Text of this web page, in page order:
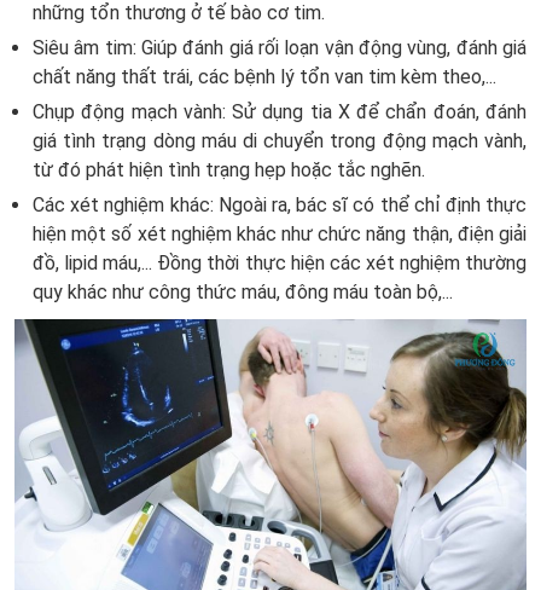
những tổn thương ở tế bào cơ tim.
Siêu âm tim: Giúp đánh giá rối loạn vận động vùng, đánh giá
chất năng thất trái, các bệnh lý tổn van tim kèm theo,...
Chụp động mạch vành: Sử dụng tia X để chẩn đoán, đánh
giá tình trạng dòng máu di chuyển trong động mạch vành,
từ đó phát hiện tình trạng hẹp hoặc tắc nghẽn.
Các xét nghiệm khác: Ngoài ra, bác sĩ có thể chỉ định thực
hiện một số xét nghiệm khác như chức năng thận, điện giải
đồ, lipid máu,... Đồng thời thực hiện các xét nghiệm thường
quy khác như công thức máu, đông máu toàn bộ,...